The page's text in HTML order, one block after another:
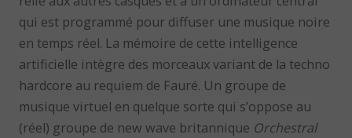
qui est programmé pour diffuser une musique noire
en temps réel. La mémoire de cette intelligence
artificielle intègre des morceaux variant de la techno
hardcore au requiem de Fauré. Un groupe de
musique virtuel en quelque sorte qui s’oppose au
(réel) groupe de new wave britannique Orchestral